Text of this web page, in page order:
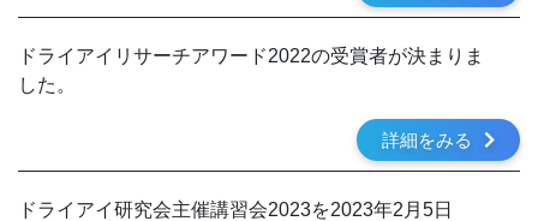
ドライアイリサーチアワード2022の受賞者が決まりま
した。
詳細をみる
ドライアイ研究会主催講習会2023を2023年2月5日